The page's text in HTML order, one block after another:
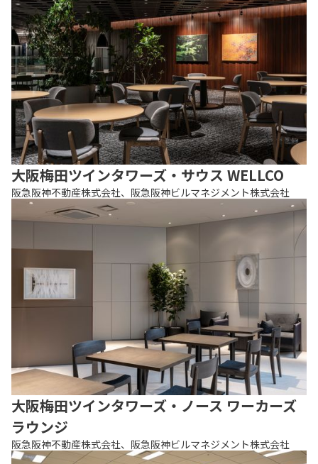
大阪梅田ツインタワーズ・サウス WELLCO
阪急阪神不動産株式会社、阪急阪神ビルマネジメント株式会社
大阪梅田ツインタワーズ・ノース ワーカーズ
ラウンジ
阪急阪神不動産株式会社、阪急阪神ビルマネジメント株式会社